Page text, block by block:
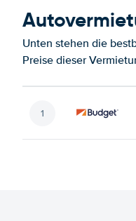
Unten stehen die
Preise dieser